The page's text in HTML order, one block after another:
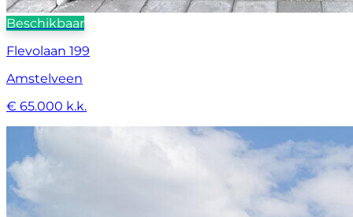
Beschikbaar
Flevolaan 199
Amstelveen
€ 65.000 k.k.